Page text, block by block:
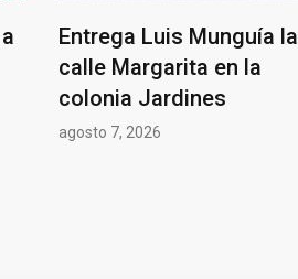
Entrega Luis Munguía la
calle Margarita en la
colonia Jardines
agosto 7, 2026